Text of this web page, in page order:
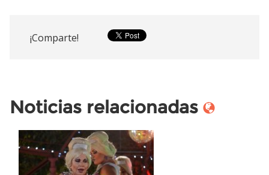
¡Comparte!
Noticias relacionadas